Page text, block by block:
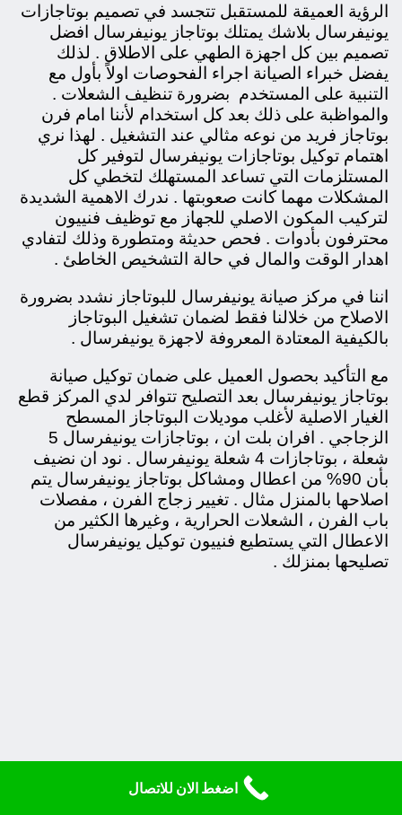
الرؤية العميقة للمستقبل تتجسد في تصميم بوتاجازات
يونيفرسال بلاشك يمتلك بوتاجاز يونيفرسال افضل
تصميم بين كل اجهزة الطهي على الاطلاق . لذلك
يفضل خبراء الصيانة اجراء الفحوصات اولاً بأول مع
التنبية على المستخدم بضرورة تنظيف الشعلات .
والمواظبة على ذلك بعد كل استخدام لأننا امام فرن
بوتاجاز فريد من نوعه مثالي عند التشغيل . لهذا نري
اهتمام توكيل بوتاجازات يونيفرسال لتوفير كل
المستلزمات التي تساعد المستهلك لتخطي كل
المشكلات مهما كانت صعوبتها . ندرك الاهمية الشديدة
لتركيب المكون الاصلي للجهاز مع توظيف فنييون
محترفون بأدوات . فحص حديثة ومتطورة وذلك لتفادي
اهدار الوقت والمال في حالة التشخيص الخاطئ .
اننا في مركز صيانة يونيفرسال للبوتاجاز نشدد بضرورة
الاصلاح من خلالنا فقط لضمان تشغيل البوتاجاز
بالكيفية المعتادة المعروفة لاجهزة يونيفرسال .
مع التأكيد بحصول العميل على ضمان توكيل صيانة
بوتاجاز يونيفرسال بعد التصليح تتوافر لدي المركز قطع
الغيار الاصلية لأغلب موديلات البوتاجاز المسطح
الزجاجي . افران بلت ان ، بوتاجازات يونيفرسال 5
شعلة ، بوتاجازات 4 شعلة يونيفرسال . نود ان نضيف
بأن 90% من اعطال ومشاكل بوتاجاز يونيفرسال يتم
اصلاحها بالمنزل مثال . تغيير زجاج الفرن ، مفصلات
باب الفرن ، الشعلات الحرارية ، وغيرها الكثير من
الاعطال التي يستطيع فنييون توكيل يونيفرسال
تصليحها بمنزلك .
اضغط الان للاتصال